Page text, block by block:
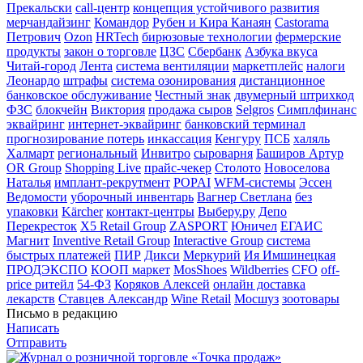
Прекальски call-центр концепция устойчивого развития
мерчандайзинг Командор Рубен и Кира Канаян Castorama
Петрович Ozon HRTech бирюзовые технологии фермерские
продукты закон о торговле ЦЗС Сбербанк Азбука вкуса
Читай-город Лента система вентиляции маркетплейс налоги
Леонардо штрафы система озонирования дистанционное
банковское обслуживание Честный знак двумерный штрихкод
ФЗС блокчейн Виктория продажа сыров Selgros Симплфинанс
эквайринг интернет-эквайринг банковский терминал
прогнозирование потерь инкассация Кенгуру ПСБ халяль
Халмарт региональный Инвитро сыроварня Баширов Артур
OR Group Shopping Live прайс-чекер Столото Новоселова
Наталья имплант-рекрутмент POPAI WFM-системы Эссен
Ведомости уборочный инвентарь Вагнер Светлана без
упаковки Kärcher контакт-центры Выберу.ру Депо
Перекресток X5 Retail Group ZASPORT Юничел ЕГАИС
Магнит Inventive Retail Group Interactive Group система
быстрых платежей ПИР Дикси Меркурий Ия Имшинецкая
ПРОДЭКСПО КООП маркет MosShoes Wildberries CFO off-
price ритейл 54-ФЗ Коряков Алексей онлайн доставка
лекарств Ставцев Александр Wine Retail Мосшуз зоотовары
Письмо в редакцию
Написать
Отправить